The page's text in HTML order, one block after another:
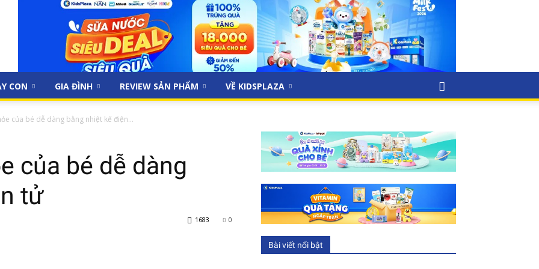
CON GIA ĐÌNH REVIEW SẢN PHẨM VỀ KIDSPLAZA
của bé dễ dàng bằng nhiệt kế điện...
của bé dễ dàng
tử
0
1683
Bài viết nổi bật